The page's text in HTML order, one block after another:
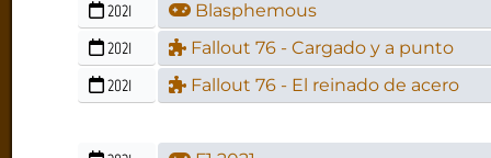
2021
Blasphemous
2021
Fallout 76 - Cargado y a punto
2021
Fallout 76 - El reinado de acero